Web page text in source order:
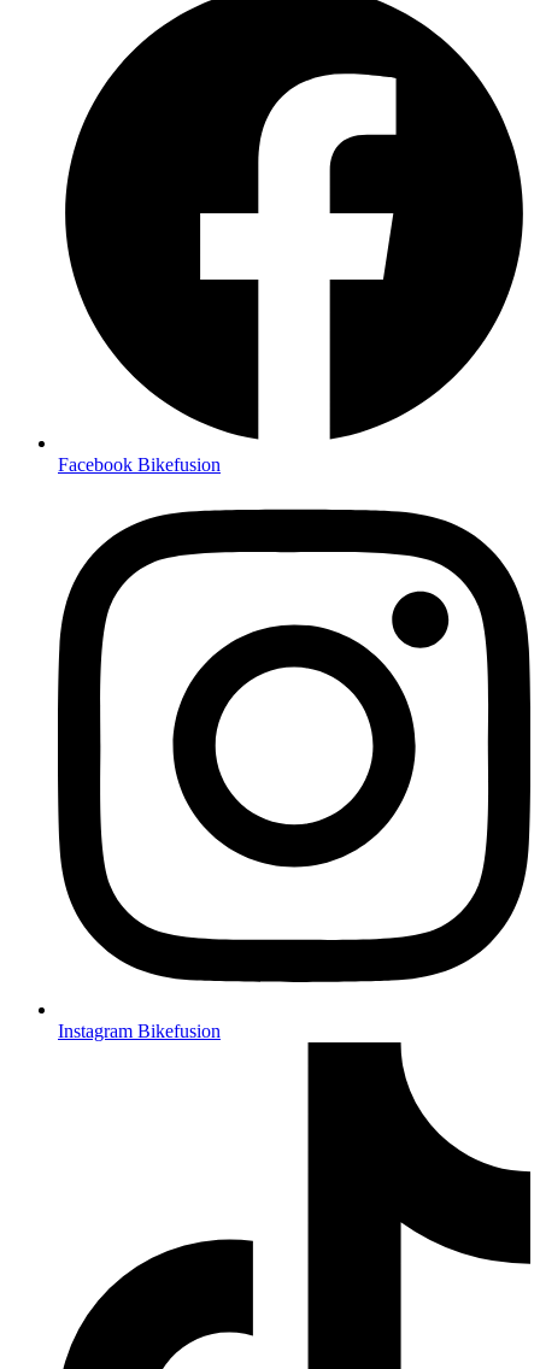
Facebook Bikefusion
Instagram Bikefusion